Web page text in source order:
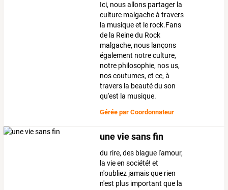
Ici, nous allons partager la
culture malgache à travers
la musique et le rock.Fans
de la Reine du Rock
malgache, nous lançons
également notre culture,
notre philosophie, nos us,
nos coutumes, et ce, à
travers la beauté du son
qu'est la musique.
Gérée parCoordonnateur
une vie sans fin
du rire, des blague l'amour,
la vie en société! et
n'oubliez jamais que rien
n'est plus important que la